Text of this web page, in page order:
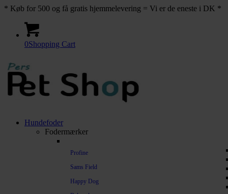
* Køb for 500 og få gratis hjemmelevering = Vi er de eneste i DK *
0Shopping Cart
Hundefoder
Fodermærker
Profine
Sams Field
Happy Dog